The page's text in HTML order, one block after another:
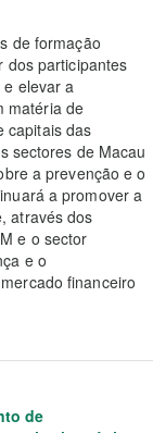
de formação
dos participantes
elevar a
matéria de
capitais das
sectores de Macau
a prevenção e o
a promover a
através dos
e o sector
e o
financeiro
de